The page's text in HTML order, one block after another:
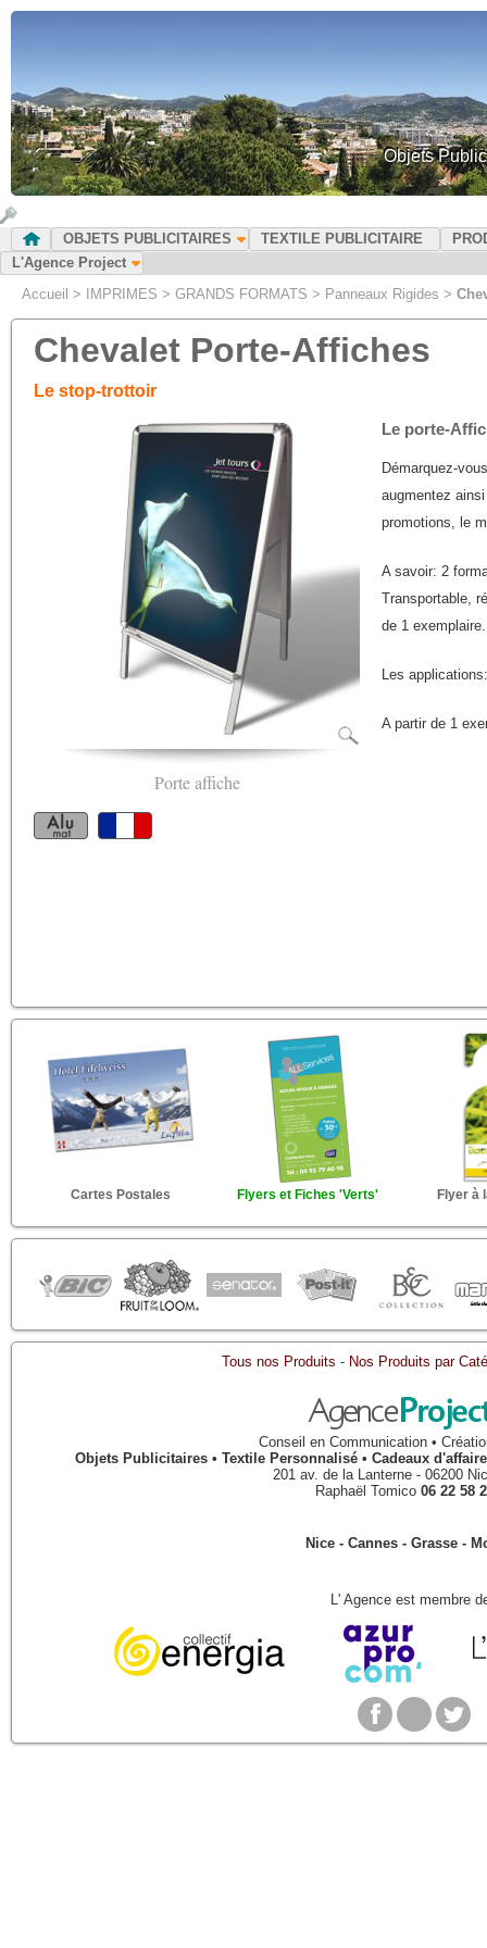
Objets
OBJETS PUBLICITAIRES TEXTILE PUBLICITAIRE
L'Agence Project
Accueil > IMPRIMES > GRANDS FORMATS > Panneaux Rigides >
Chevalet Porte-Affiches
Le stop-trottoir
Porte affiche
Le porte-
Démarquez-
augmentez
promotions, le
A savoir: 2
Transportable,
de 1 exemplaire.
Les
A partir de 1
Cartes Postales Flyers et Fiches 'Verts' Flyer à
Tous nos Produits - Nos Produits par
Conseil en Communication •
Objets Publicitaires • Textile Personnalisé • Cadeaux
201 av. de la Lanterne - 06200
Raphaël Tomico 06 22 58
Nice - Cannes - Grasse -
L' Agence est membre